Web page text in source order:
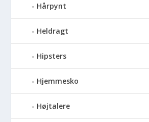
Hårpynt
Heldragt
Hipsters
Hjemmesko
Højtalere